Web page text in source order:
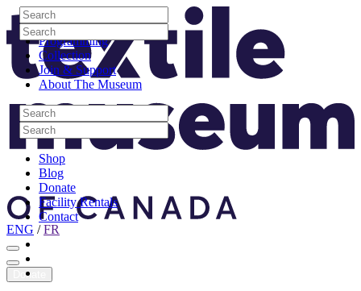
Skip to content
Visit
Programming
Collection
Join & Support
About The Museum
Search
Search
Search
Search
Shop
Blog
Donate
Facility Rentals
Contact
Youtube
Search
Search
Search
Search
Site Logo
ENG /FR
Donate